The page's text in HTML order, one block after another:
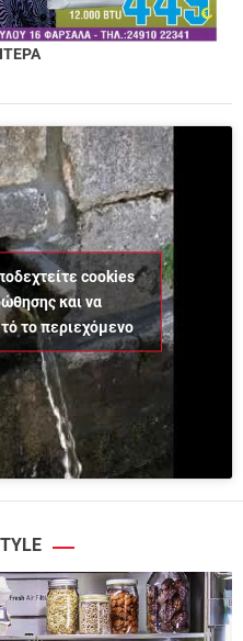
cookies
και να
το περιεχόμενο